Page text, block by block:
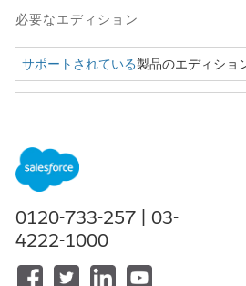
必要なエディション
サポートされている製品のエディショ
する
システム管理者に、関係者がメモを確認
0120-733-257 | 03-
4222-1000